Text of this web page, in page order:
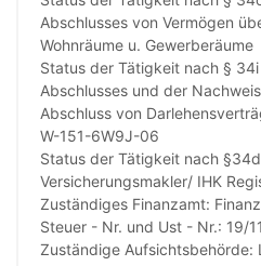
Abschlusses von Vermögen
Wohnräume u. Gewerberäume
Status der Tätigkeit nach §
Abschlusses und der
Abschluss von
W-151-6W9J-06
Status der Tätigkeit nach
Versicherungsmakler/ IHK
Zuständiges Finanzamt:
Steuer - Nr. und Ust - Nr.: 19/
Zuständige Aufsichtsbehörde: